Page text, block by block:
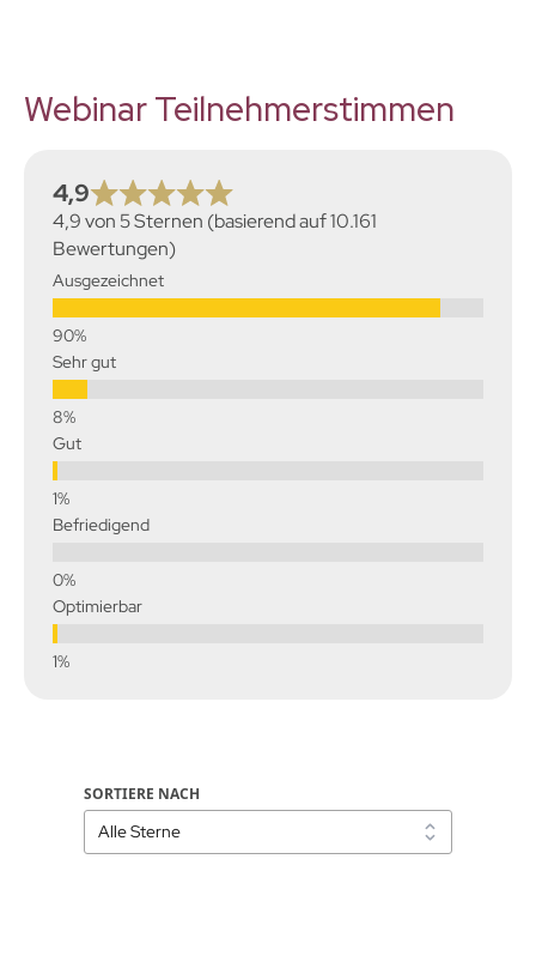
Webinar Teilnehmer­stimmen
4,9
4,9 von 5 Sternen (basierend auf 10.161
Bewertungen)
Ausgezeichnet
Sehr gut
Gut
Befriedigend
Optimierbar
SORTIERE NACH